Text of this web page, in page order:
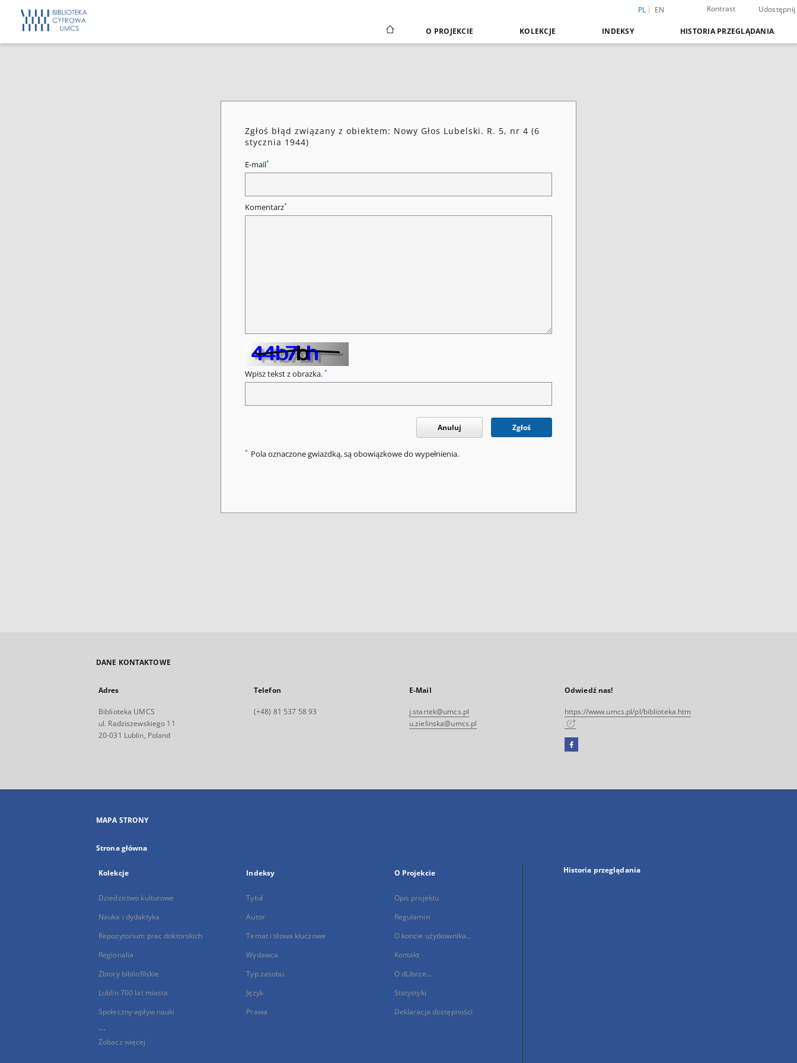
PL EN Kontrast Udostępnij
O PROJEKCIE KOLEKCJE INDEKSY HISTORIA PRZEGLĄDANIA
Zgłoś błąd związany z obiektem: Nowy Głos Lubelski. R. 5, nr 4 (6
stycznia 1944)
E-mail*
Komentarz*
Wpisz tekst z obrazka. *
Anuluj Zgłoś
* Pola oznaczone gwiazdką, są obowiązkowe do wypełnienia.
DANE KONTAKTOWE
Adres
Biblioteka UMCS
ul. Radziszewskiego 11
20-031 Lublin, Poland
Telefon
(+48) 81 537 58 93
E-Mail
j.startek@umcs.pl
u.zielinska@umcs.pl
Odwiedź nas!
https://www.umcs.pl/pl/biblioteka.htm
Facebook
się
MAPA STRONY
Strona główna
Kolekcje
Dziedzictwo kulturowe
Nauka i dydaktyka
Repozytorium prac doktorskich
Regionalia
Zbiory bibliofilskie
Lublin 700 lat miasta
Społeczny wpływ nauki
...
Zobacz więcej
Indeksy
Tytuł
Autor
Temat i słowa kluczowe
Wydawca
Typ zasobu
Język
Prawa
O Projekcie
Opis projektu
Regulamin
O koncie użytkownika...
Kontakt
O dLibrze...
Statystyki
Deklaracja dostępności
Historia przeglądania